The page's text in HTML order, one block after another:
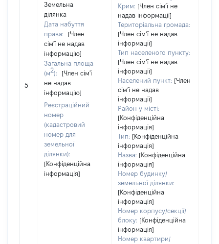
5
Земельна
ділянка
Дата набуття
права:
[Член
сім'ї не надав
інформацію]
Загальна площа
(м2):
[Член сім'ї
не надав
інформацію]
Реєстраційний
номер
(кадастровий
номер для
земельної
ділянки):
[Конфіденційна
інформація]
Крим: [Член сімʼї не
надав інформації]
Територіальна громада:
[Член сімʼї не надав
інформації]
Тип населеного пункту:
[Член сімʼї не надав
інформації]
Населений пункт: [Член
сімʼї не надав
інформації]
Район у місті:
[Конфіденційна
інформація]
Тип: [Конфіденційна
інформація]
Назва: [Конфіденційна
інформація]
Номер будинку/
земельної ділянки:
[Конфіденційна
інформація]
Номер корпусу/секції/
блоку: [Конфіденційна
інформація]
Номер квартири/